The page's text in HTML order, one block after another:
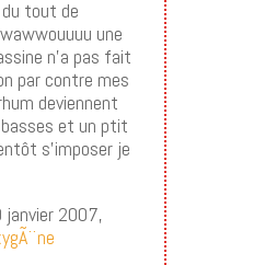
tout de
une
n’a pas fait
par contre mes
deviennent
et un ptit
s’imposer je
janvier 2007,